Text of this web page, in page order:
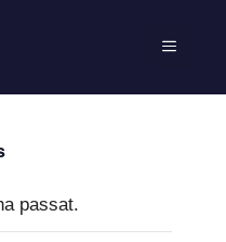
passat.